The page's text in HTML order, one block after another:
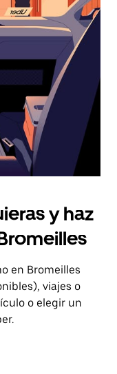
y haz
en Bromeilles
viajes o
o elegir un